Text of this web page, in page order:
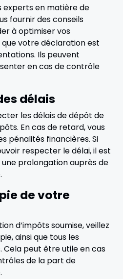
experts en matière de
fournir des conseils
à optimiser vos
votre déclaration est
Ils peuvent
en cas de contrôle
délais
les délais de dépôt de
En cas de retard, vous
pénalités financières. Si
respecter le délai, il est
prolongation auprès de
de votre
d’impôts soumise, veillez
ainsi que tous les
Cela peut être utile en cas
de la part de